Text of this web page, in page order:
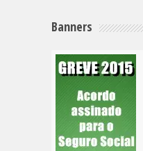
Banners